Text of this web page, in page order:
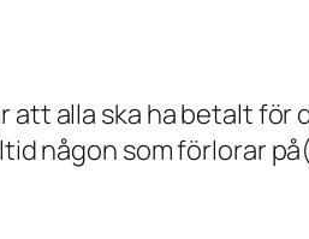
att alla ska ha betalt
någon som förlorar